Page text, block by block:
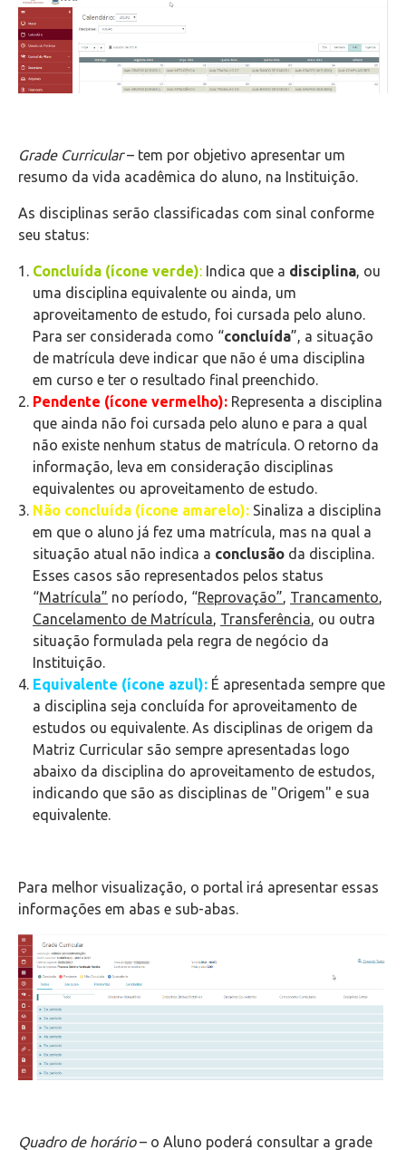
Grade Curricular– tem por objetivo apresentar um
resumo da vida acadêmica do aluno, na Instituição.
As disciplinas serão classificadas com sinal conforme
seu status:
Concluída (ícone verde): Indica que a disciplina , ou
uma disciplina equivalente ou ainda, um
aproveitamento de estudo, foi cursada pelo aluno.
Para ser considerada como “concluída”, a situação
de matrícula deve indicar que não é uma disciplina
em curso e ter o resultado final preenchido.
Pendente (ícone vermelho): Representa a disciplina
que ainda não foi cursada pelo aluno e para a qual
não existe nenhum status de matrícula. O retorno da
informação, leva em consideração disciplinas
equivalentes ou aproveitamento de estudo.
Não concluída (ícone amarelo): Sinaliza a disciplina
em que o aluno já fez uma matrícula, mas na qual a
situação atual não indica a conclusão da disciplina.
Esses casos são representados pelos status
“Matrícula” no período, “Reprovação” Trancamento
Cancelamento de Matrícula Transferência , ou outra
situação formulada pela regra de negócio da
Instituição.
Equivalente (ícone azul): É apresentada sempre que
a disciplina seja concluída for aproveitamento de
estudos ou equivalente. As disciplinas de origem da
Matriz Curricular são sempre apresentadas logo
abaixo da disciplina do aproveitamento de estudos,
indicando que são as disciplinas de "Origem" e sua
equivalente.
Para melhor visualização, o portal irá apresentar essas
informações em abas e sub-abas.
Quadro de horário– o Aluno poderá consultar a grade